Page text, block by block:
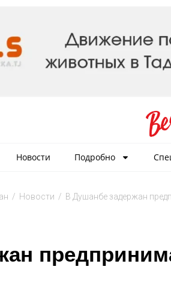
Новости Подробно
/ Новости / В Душанбе задержан